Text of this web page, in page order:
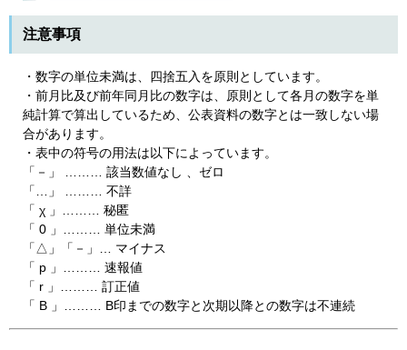
注意事項
・数字の単位未満は、四捨五入を原則としています。
・前月比及び前年同月比の数字は、原則として各月の数字を単
純計算で算出しているため、公表資料の数字とは一致しない場
合があります。
・表中の符号の用法は以下によっています。
「－」 ……… 該当数値なし 、ゼロ
「…」 ……… 不詳
「 χ 」……… 秘匿
「 0 」……… 単位未満
「△」「－」… マイナス
「 p 」……… 速報値
「 r 」……… 訂正値
「 B 」……… B印までの数字と次期以降との数字は不連続